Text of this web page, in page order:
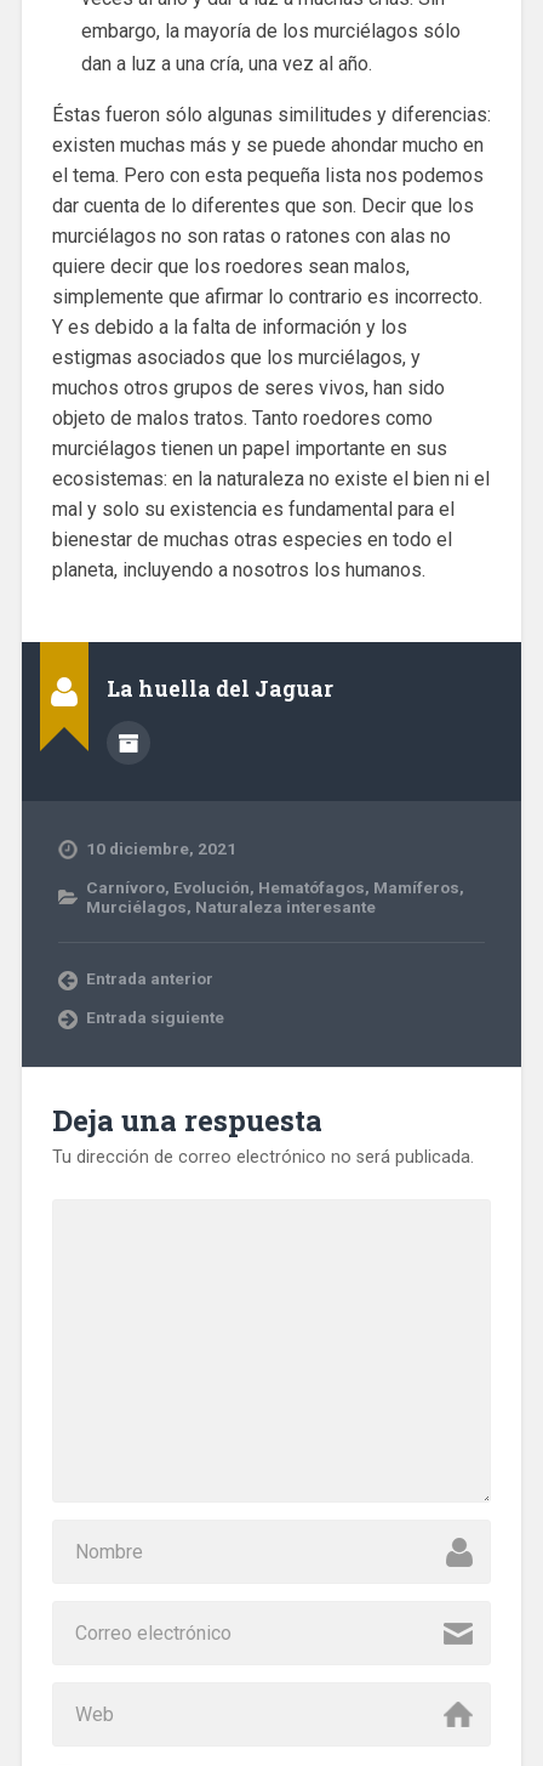
embargo, la mayoría de los murciélagos sólo
dan a luz a una cría, una vez al año.
Éstas fueron sólo algunas similitudes y diferencias:
existen muchas más y se puede ahondar mucho en
el tema. Pero con esta pequeña lista nos podemos
dar cuenta de lo diferentes que son. Decir que los
murciélagos no son ratas o ratones con alas no
quiere decir que los roedores sean malos,
simplemente que afirmar lo contrario es incorrecto.
Y es debido a la falta de información y los
estigmas asociados que los murciélagos, y
muchos otros grupos de seres vivos, han sido
objeto de malos tratos. Tanto roedores como
murciélagos tienen un papel importante en sus
ecosistemas: en la naturaleza no existe el bien ni el
mal y solo su existencia es fundamental para el
bienestar de muchas otras especies en todo el
planeta, incluyendo a nosotros los humanos.
La huella del Jaguar
10 diciembre, 2021
Carnívoro, Evolución, Hematófagos, Mamíferos,
Murciélagos, Naturaleza interesante
Entrada anterior
Entrada siguiente
Deja una respuesta
Tu dirección de correo electrónico no será publicada.